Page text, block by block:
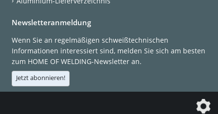
Newsletteranmeldung
Wenn Sie an regelmäßigen schweißtechnischen
Informationen interessiert sind, melden Sie sich am besten
zum HOME OF WELDING-Newsletter an.
Jetzt abonnieren!